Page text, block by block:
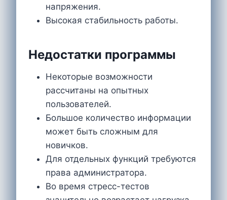
напряжения.
Высокая стабильность работы.
Недостатки программы
Некоторые возможности
рассчитаны на опытных
пользователей.
Большое количество информации
может быть сложным для
новичков.
Для отдельных функций требуются
права администратора.
Во время стресс-тестов